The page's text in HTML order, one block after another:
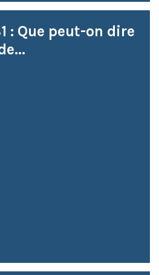
: Que peut-on dire